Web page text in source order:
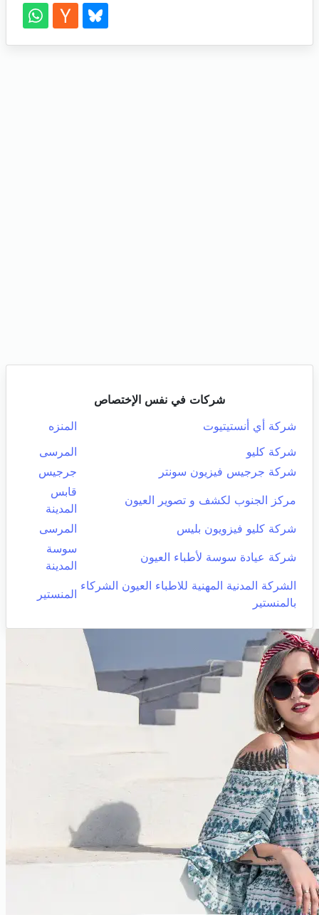
شركات في نفس الإختصاص
شركة أي أنستيتيوت
المنزه
شركة كليو
المرسى
شركة جرجيس فيزيون سونتر
جرجيس
مركز الجنوب لكشف و تصوير العيون
قابس
المدينة
شركة كليو فيزويون بليس
المرسى
شركة عيادة سوسة لأطباء العيون
سوسة
المدينة
الشركة المدنية المهنية للاطباء العيون الشركاء
بالمنستير
المنستير